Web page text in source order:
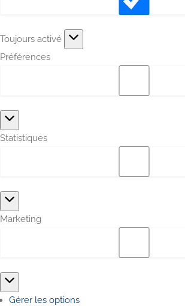
Fonctionnel
Toujours activé
Préférences
Préférences
Statistiques
Statistiques
Marketing
Marketing
Gérer les options